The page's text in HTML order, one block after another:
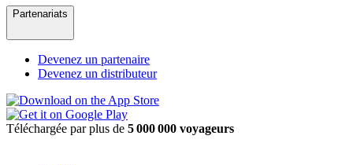
Partenariats
Devenez un partenaire
Devenez un distributeur
Téléchargée par plus de 5 000 000 voyageurs